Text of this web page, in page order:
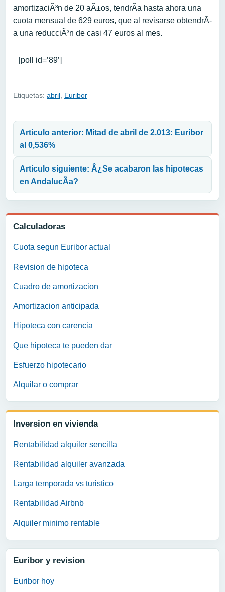
Calculadoras
Cuota segun Euribor actual
Revision de hipoteca
Cuadro de amortizacion
Amortizacion anticipada
Hipoteca con carencia
Que hipoteca te pueden dar
Esfuerzo hipotecario
Alquilar o comprar
Inversion en vivienda
Rentabilidad alquiler sencilla
Rentabilidad alquiler avanzada
Larga temporada vs turistico
Rentabilidad Airbnb
Alquiler minimo rentable
Euribor y revision
Euribor hoy
amortizaciÃ³n de 20 aÃ±os, tendrÃ­a hasta ahora una
cuota mensual de 629 euros, que al revisarse obtendrÃ­
a una reducciÃ³n de casi 47 euros al mes.
[poll id=’89’]
Etiquetas: abril Euribor
Articulo anterior: Mitad de abril de 2.013: Euribor
al 0,536%
Articulo siguiente: Â¿Se acabaron las hipotecas
en AndalucÃ­a?